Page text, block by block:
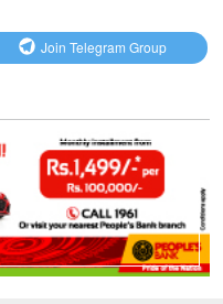
Join Telegram Group